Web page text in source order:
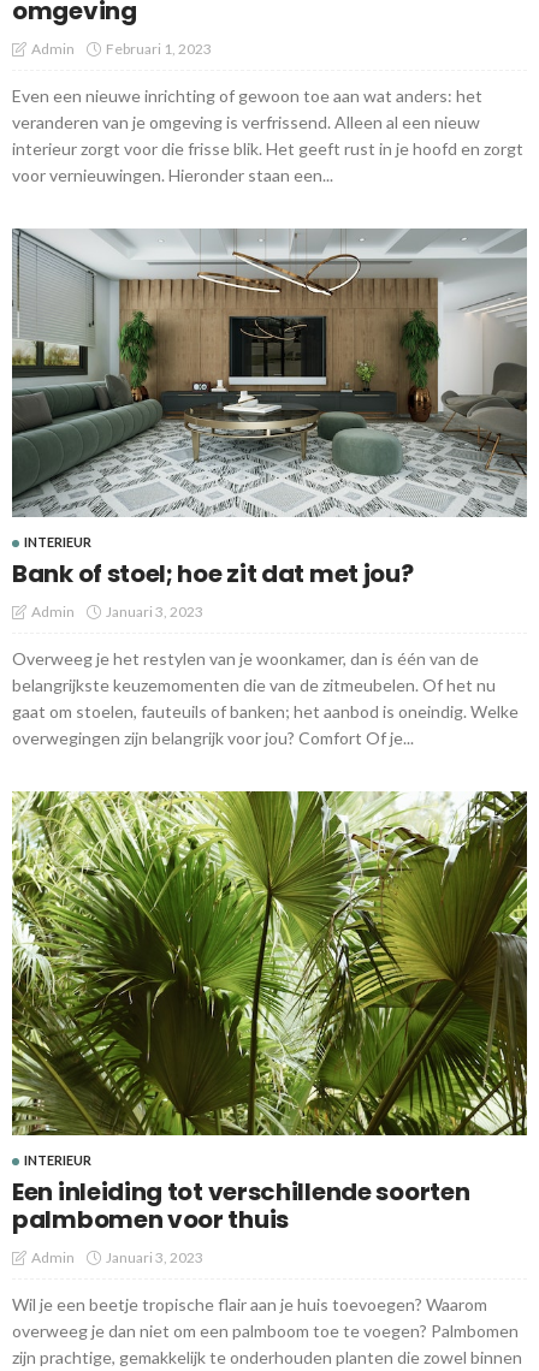
omgeving
Admin Februari 1, 2023
Even een nieuwe inrichting of gewoon toe aan wat anders: het
veranderen van je omgeving is verfrissend. Alleen al een nieuw
interieur zorgt voor die frisse blik. Het geeft rust in je hoofd en zorgt
voor vernieuwingen. Hieronder staan een...
INTERIEUR
Bank of stoel; hoe zit dat met jou?
Admin Januari 3, 2023
Overweeg je het restylen van je woonkamer, dan is één van de
belangrijkste keuzemomenten die van de zitmeubelen. Of het nu
gaat om stoelen, fauteuils of banken; het aanbod is oneindig. Welke
overwegingen zijn belangrijk voor jou? Comfort Of je...
INTERIEUR
Een inleiding tot verschillende soorten
palmbomen voor thuis
Admin Januari 3, 2023
Wil je een beetje tropische flair aan je huis toevoegen? Waarom
overweeg je dan niet om een palmboom toe te voegen? Palmbomen
zijn prachtige, gemakkelijk te onderhouden planten die zowel binnen